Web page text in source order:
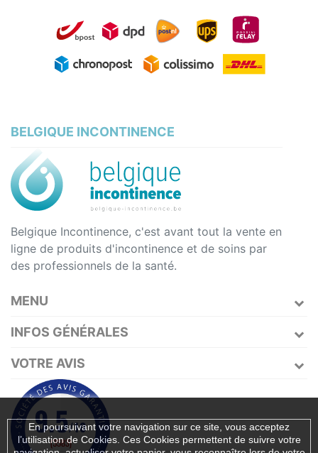
BELGIQUE INCONTINENCE
Belgique Incontinence, c'est avant tout la vente en
ligne de produits d'incontinence et de soins par
des professionnels de la santé.
MENU
INFOS GÉNÉRALES
En poursuivant votre navigation sur ce site, vous acceptez
l’utilisation de Cookies. Ces Cookies permettent de suivre votre
VOTRE AVIS